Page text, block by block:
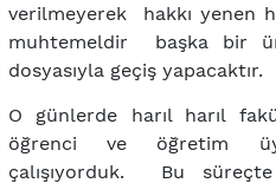
verilmeyerek hakkı yenen
muhtemeldir başka bir
dosyasıyla geçiş yapacaktır.
O günlerde harıl harıl
öğrenci ve öğretim
çalışıyorduk. Bu